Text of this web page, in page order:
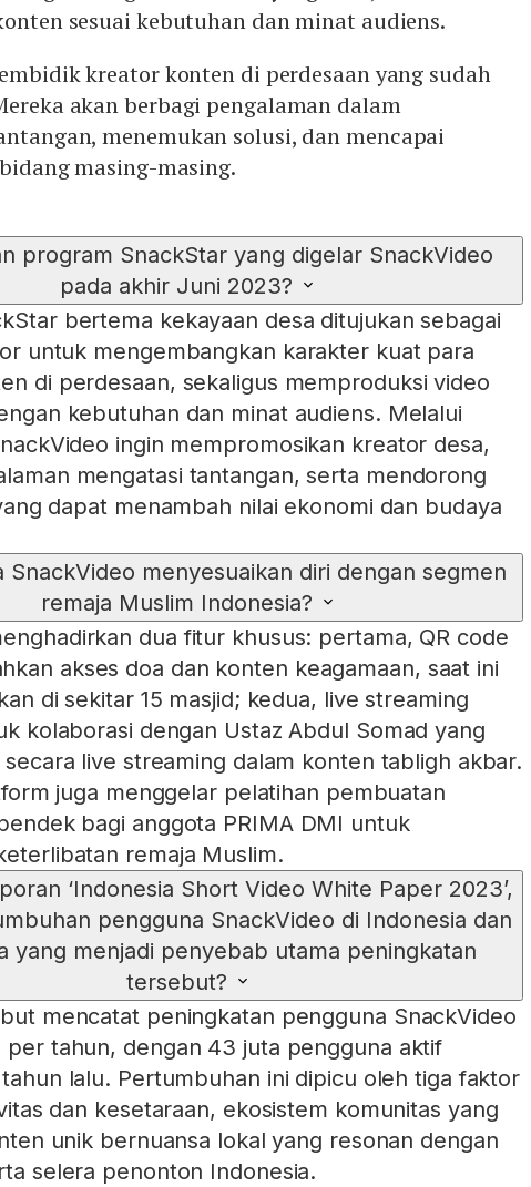
sesuai kebutuhan dan minat audiens.
kreator konten di perdesaan yang sudah
akan berbagi pengalaman dalam
menemukan solusi, dan mencapai
masing-masing.
program SnackStar yang digelar SnackVideo
pada akhir Juni 2023?
bertema kekayaan desa ditujukan sebagai
untuk mengembangkan karakter kuat para
di perdesaan, sekaligus memproduksi video
kebutuhan dan minat audiens. Melalui
ingin mempromosikan kreator desa,
mengatasi tantangan, serta mendorong
dapat menambah nilai ekonomi dan budaya
SnackVideo menyesuaikan diri dengan segmen
remaja Muslim Indonesia?
dua fitur khusus: pertama, QR code
akses doa dan konten keagamaan, saat ini
di sekitar 15 masjid; kedua, live streaming
kolaborasi dengan Ustaz Abdul Somad yang
live streaming dalam konten tabligh akbar.
juga menggelar pelatihan pembuatan
bagi anggota PRIMA DMI untuk
remaja Muslim.
‘Indonesia Short Video White Paper 2023’,
pengguna SnackVideo di Indonesia dan
yang menjadi penyebab utama peningkatan
tersebut?
mencatat peningkatan pengguna SnackVideo
per tahun, dengan 43 juta pengguna aktif
lalu. Pertumbuhan ini dipicu oleh tiga faktor
dan kesetaraan, ekosistem komunitas yang
unik bernuansa lokal yang resonan dengan
selera penonton Indonesia.